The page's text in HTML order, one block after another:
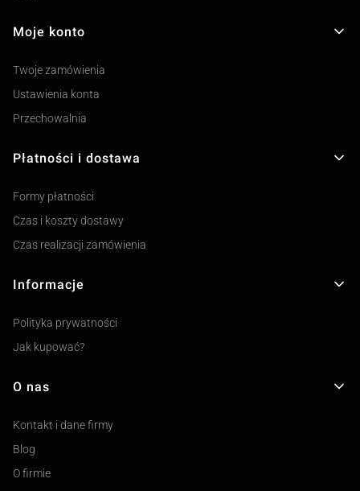
Moje konto
Twoje zamówienia
Ustawienia konta
Przechowalnia
Płatności i dostawa
Formy płatności
Czas i koszty dostawy
Czas realizacji zamówienia
Informacje
Polityka prywatności
Jak kupować?
O nas
Kontakt i dane firmy
Blog
O firmie